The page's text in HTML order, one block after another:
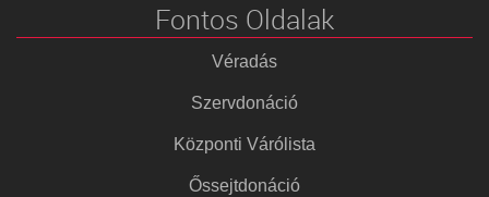
Fontos Oldalak
Véradás
Szervdonáció
Központi Várólista
Őssejtdonáció